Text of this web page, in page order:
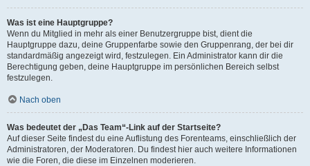
Was ist eine Hauptgruppe?
Wenn du Mitglied in mehr als einer Benutzergruppe bist, dient die
Hauptgruppe dazu, deine Gruppenfarbe sowie den Gruppenrang, der bei dir
standardmäßig angezeigt wird, festzulegen. Ein Administrator kann dir die
Berechtigung geben, deine Hauptgruppe im persönlichen Bereich selbst
festzulegen.
Nach oben
Was bedeutet der „Das Team“-Link auf der Startseite?
Auf dieser Seite findest du eine Auflistung des Forenteams, einschließlich der
Administratoren, der Moderatoren. Du findest hier auch weitere Informationen
wie die Foren, die diese im Einzelnen moderieren.